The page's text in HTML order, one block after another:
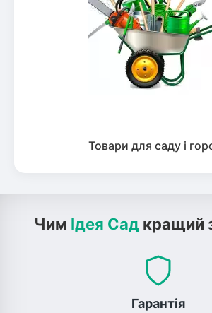
Товари для саду і
Чим Ідея Сад кращий
Гарантія